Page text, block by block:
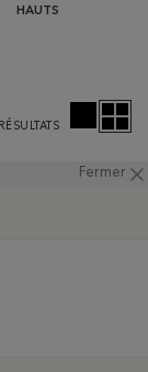
HAUTS
Fermer